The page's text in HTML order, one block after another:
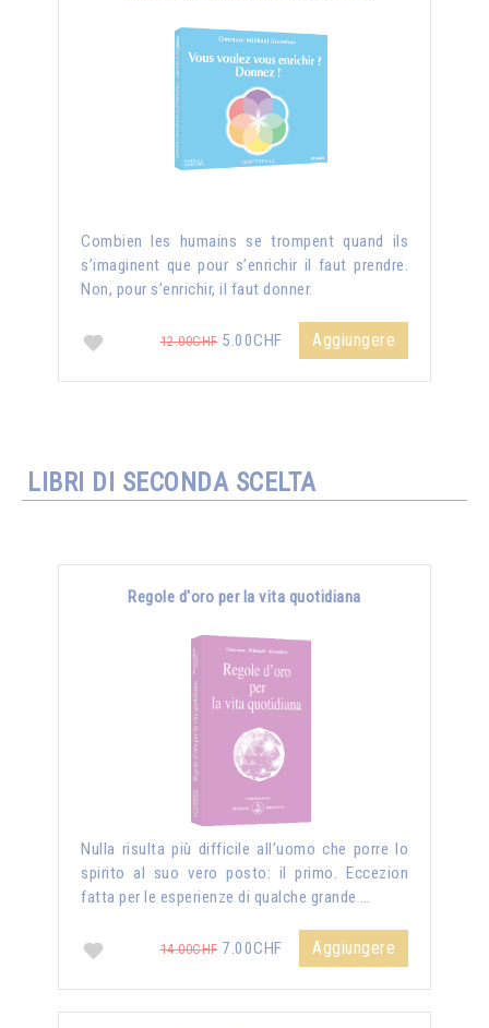
Combien les humains se trompent quand ils
s’imaginent que pour s’enrichir il faut prendre.
Non, pour s’enrichir, il faut donner.
12.00CHF5.00CHF Aggiungere
LIBRI DI SECONDA SCELTA
Regole d'oro per la vita quotidiana
Nulla risulta più difficile all’uomo che porre lo
spirito al suo vero posto: il primo. Eccezion
fatta per le esperienze di qualche grande …
14.00CHF7.00CHF Aggiungere